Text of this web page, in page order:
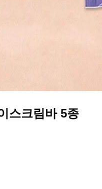
스크림바 5종